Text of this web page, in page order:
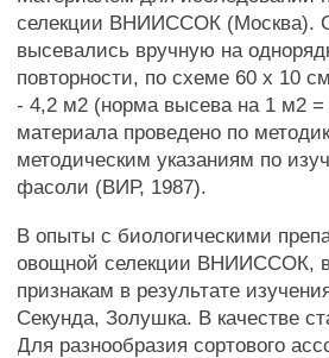
селекции ВНИИССОК (Москва).
высевались вручную на
повторности, по схеме 60 х 10
- 4,2 м2 (норма высева на 1 м2 =
материала проведено по
методическим указаниям по
фасоли (ВИР, 1987).
В опыты с биологическими
овощной селекции ВНИИССОК,
признакам в результате
Секунда, Золушка. В качестве
Для разнообразия сортового